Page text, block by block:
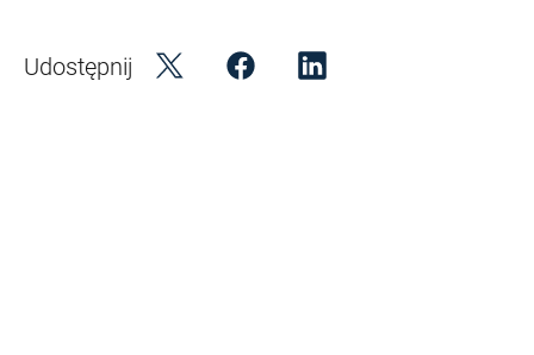
Udostępnij